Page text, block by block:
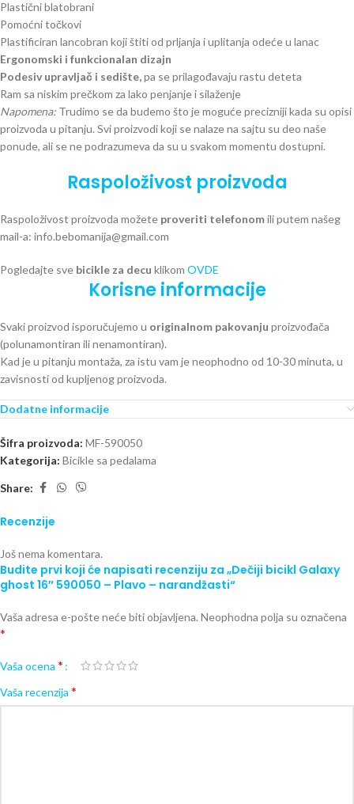
Plastični blatobrani
Pomoćni točkovi
Plastificiran lancobran koji štiti od prljanja i uplitanja odeće u lanac
Ergonomski i funkcionalan dizajn
Podesiv upravljač i sedište,pa se prilagođavaju rastu deteta
Ram sa niskim prečkom za lako penjanje i silaženje
Napomena: Trudimo se da budemo što je moguće precizniji kada su opisi
proizvoda u pitanju. Svi proizvodi koji se nalaze na sajtu su deo naše
ponude, ali se ne podrazumeva da su u svakom momentu dostupni.
Raspoloživost proizvoda
Raspoloživost proizvoda možete proveriti telefonomili putem našeg
mail-a: info.bebomanija@gmail.com
Pogledajte sve bicikle za decu klikom OVDE
Korisne informacije
Svaki proizvod isporučujemo u originalnom pakovanju proizvođača
(polunamontiran ili nenamontiran).
Kad je u pitanju montaža, za istu vam je neophodno od 10-30 minuta, u
zavisnosti od kupljenog proizvoda.
Dodatne informacije
Šifra proizvoda: MF-590050
Kategorija: Bicikle sa pedalama
Share:
Recenzije
Još nema komentara.
Budite prvi koji će napisati recenziju za „Dečiji bicikl Galaxy
ghost 16″ 590050 – Plavo – narandžasti“
Vaša adresa e-pošte neće biti objavljena. Neophodna polja su označena
*
Vaša ocena *
Vaša recenzija *